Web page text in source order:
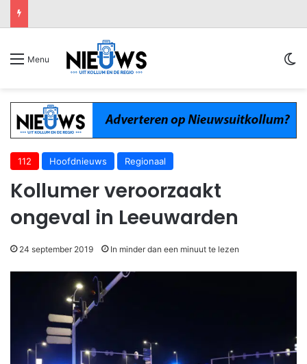
Menu
112 Hoofdnieuws Regionaal
Kollumer veroorzaakt
ongeval in Leeuwarden
24 september 2019 In minder dan een minuut te lezen